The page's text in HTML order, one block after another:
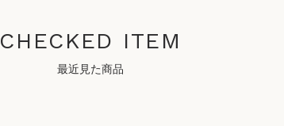
CHECKED ITEM
最近見た商品